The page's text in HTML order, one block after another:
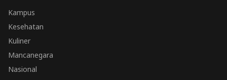
Kampus
Kesehatan
Kuliner
Mancanegara
Nasional